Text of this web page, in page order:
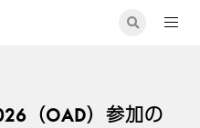
（OAD）参加の